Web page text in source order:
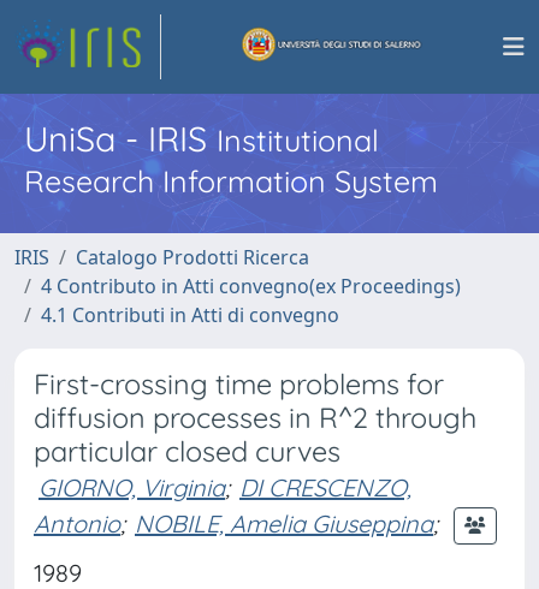
UniSa - IRISInstitutional
Research Information System
IRIS
Catalogo Prodotti Ricerca
4 Contributo in Atti convegno(ex Proceedings)
4.1 Contributi in Atti di convegno
First-crossing time problems for
diffusion processes in R^2 through
particular closed curves
GIORNO, Virginia; DI CRESCENZO,
Antonio; NOBILE, Amelia Giuseppina;
1989